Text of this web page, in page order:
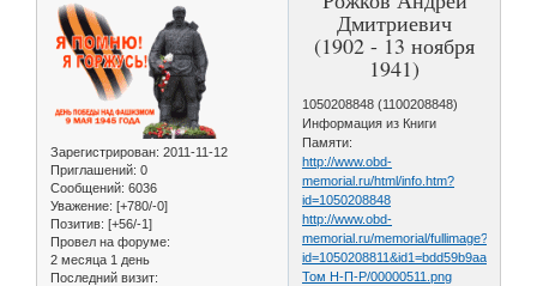
Зарегистрирован: 2011-11-12
Приглашений: 0
Сообщений: 6036
Уважение: [+780/-0]
Позитив: [+56/-1]
Провел на форуме:
2 месяца 1 день
Последний визит:
Дмитриевич
(1902 - 13 ноября
1941)
1050208848 (1100208848)
Информация из Книги
Памяти:
http://www.obd-
memorial.ru/html/info.htm?
id=1050208848
http://www.obd-
memorial.ru/memorial/fullimage?
Том Н-П-Р/00000511.png